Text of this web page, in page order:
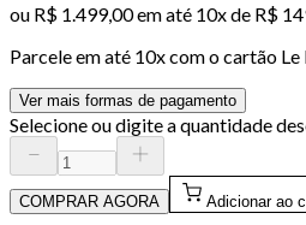
ou R$ 1.499,00em até 10x de R$
Parcele em até 10x com o cartão
Ver mais formas de pagamento
Selecione ou digite a quantidade
COMPRAR AGORA Adicionar ao